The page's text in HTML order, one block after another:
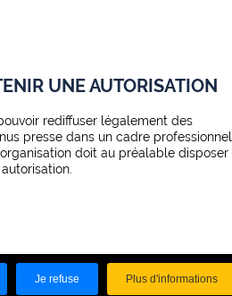
Je refuse Plus d'informations
UNE AUTORISATION
rediffuser légalement des
presse dans un cadre professionnel,
doit au préalable disposer